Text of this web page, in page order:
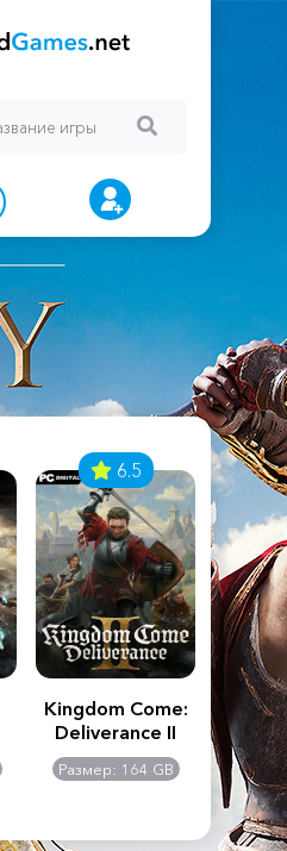
6.5
Kingdom Come:
Deliverance II
Размер: 164 GB
The